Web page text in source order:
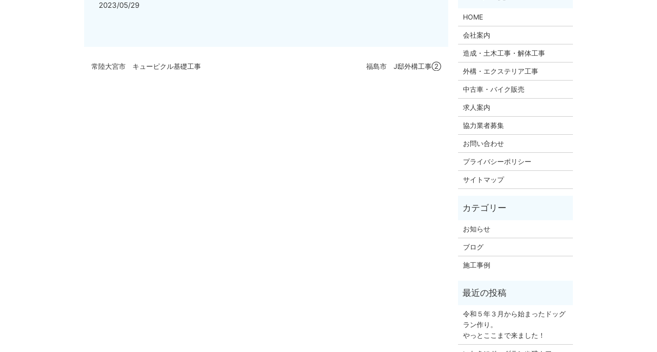
2023/05/29
常陸大宮市 キューピクル基礎工事 福島市 J邸外構工事②
HOME
会社案内
造成・土木工事・解体工事
外構・エクステリア工事
中古車・バイク販売
求人案内
協力業者募集
お問い合わせ
プライバシーポリシー
サイトマップ
お知らせ
ブログ
施工事例
令和５年３月から始まったドッグ
ラン作り。
やっとここまで来ました！